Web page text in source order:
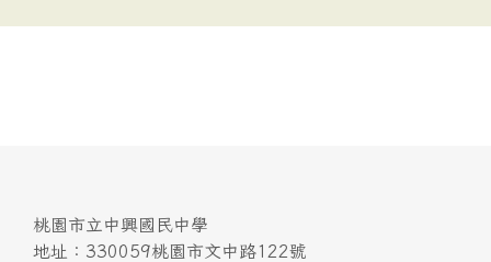
桃園市立中興國民中學
地址：330059桃園市文中路122號